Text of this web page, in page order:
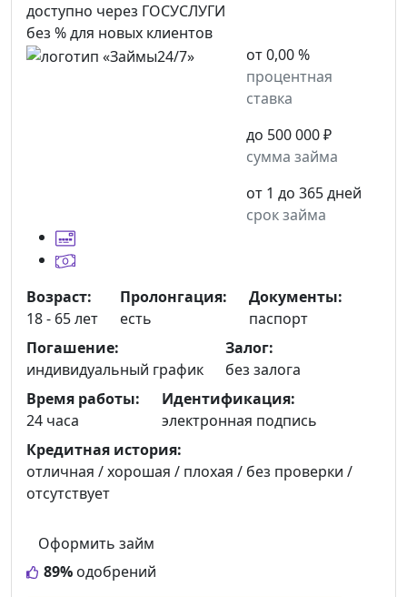
доступно через ГОСУСЛУГИ
без % для новых клиентов
от 0,00 %
процентная
ставка
до 500 000 ₽
сумма займа
от 1 до 365 дней
срок займа
89% одобрений
Оформить займ
Возраст:
18 - 65 лет
Пролонгация:
есть
Документы:
паспорт
Погашение:
индивидуальный график
Залог:
без залога
Время работы:
24 часа
Идентификация:
электронная подпись
Кредитная история:
отличная / хорошая / плохая / без проверки /
отсутствует